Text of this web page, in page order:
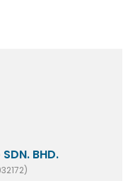
SDN. BHD.